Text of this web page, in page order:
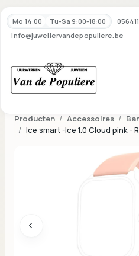
Mo 14:00 Tu-Sa 9:00-18:00
info@juweliervandepopuliere.be
Producten Accessoires
Ice smart -Ice 1.0 Cloud pink -
Vorige